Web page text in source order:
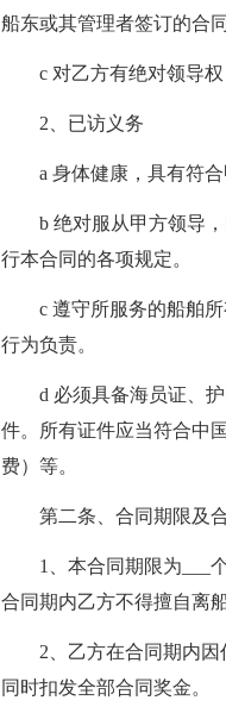
船东或其管理者签订的合
c 对乙方有绝对领导
2、已访义务
a 身体健康，具有符
b 绝对服从甲方领导
行本合同的各项规定。
c 遵守所服务的船舶
行为负责。
d 必须具备海员证、
件。所有证件应当符合中
费）等。
第二条、合同期限及
1、本合同期限为___
合同期内乙方不得擅自离
2、乙方在合同期内
同时扣发全部合同奖金。